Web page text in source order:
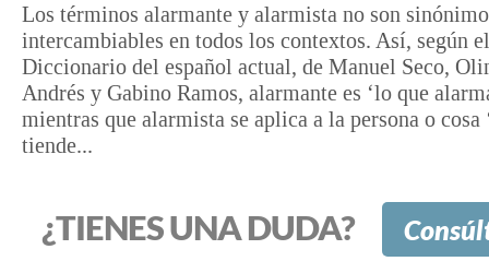
Los términos alarmante y alarmista no son
intercambiables en todos los contextos. Así, según el
Diccionario del español actual, de Manuel Seco,
Andrés y Gabino Ramos, alarmante es ‘lo que
mientras que alarmista se aplica a la persona o cosa
tiende...
¿TIENES UNA DUDA?